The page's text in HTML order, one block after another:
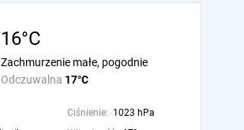
16°C
Odczuwalna 17°C
Zachmurzenie małe, pogodnie
Ciśnienie: 1023 hPa